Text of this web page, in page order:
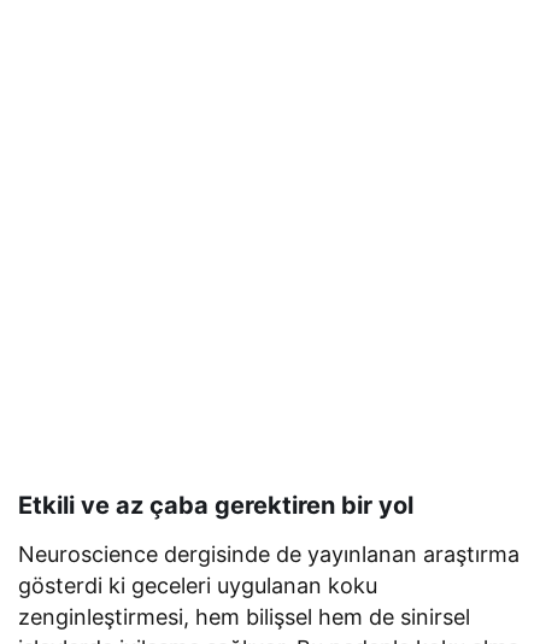
Etkili ve az çaba gerektiren bir yol
Neuroscience dergisinde de yayınlanan araştırma
gösterdi ki geceleri uygulanan koku
zenginleştirmesi, hem bilişsel hem de sinirsel